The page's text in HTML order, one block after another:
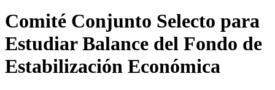
Comité Conjunto Selecto para
Estudiar Balance del Fondo de
Estabilización Económica